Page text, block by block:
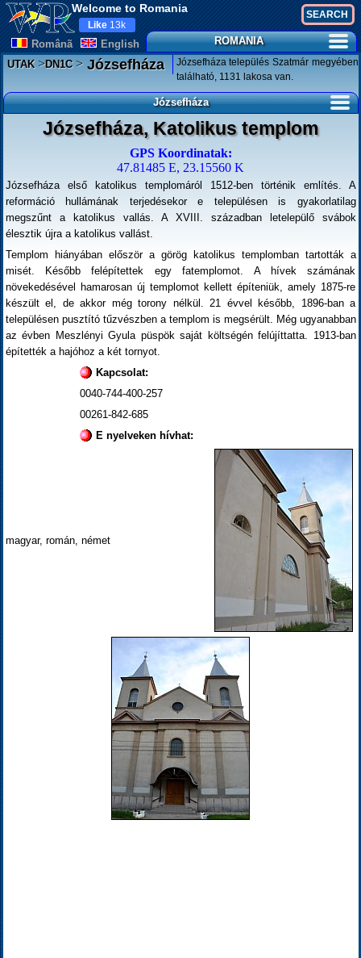
Welcome to Romania
Românã English
Like 13k
ROMANIA
UTAK>DN1C>Józsefháza
Józsefháza település Szatmár megyében
található, 1131 lakosa van.
Józsefháza
Józsefháza, Katolikus templom
GPS Koordinatak:
47.81485 E, 23.15560 K
Józsefháza első katolikus templomáról 1512-ben történik említés. A
reformáció hullámának terjedésekor e településen is gyakorlatilag
megszűnt a katolikus vallás. A XVIII. században letelepülő svábok
élesztik újra a katolikus vallást.
Templom hiányában először a görög katolikus templomban tartották a
misét. Később felépítettek egy fatemplomot. A hívek számának
növekedésével hamarosan új templomot kellett építeniük, amely 1875-re
készült el, de akkor még torony nélkül. 21 évvel később, 1896-ban a
településen pusztító tűzvészben a templom is megsérült. Még ugyanabban
az évben Meszlényi Gyula püspök saját költségén felújíttatta. 1913-ban
építették a hajóhoz a két tornyot.
Kapcsolat:
0040-744-400-257
00261-842-685
E nyelveken hívhat:
magyar, román, német